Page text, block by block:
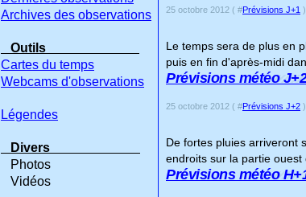
25 octobre 2012 ( #Prévisions J+1 )
Le temps sera de plus en
puis en fin d'après-midi
Prévisions météo
25 octobre 2012 ( #Prévisions J+2 )
De fortes pluies arriveront
endroits sur la partie ouest
Prévisions météo
Archives des observations
Outils
Cartes du temps
Webcams d'observations
Légendes
Divers
Photos
Vidéos